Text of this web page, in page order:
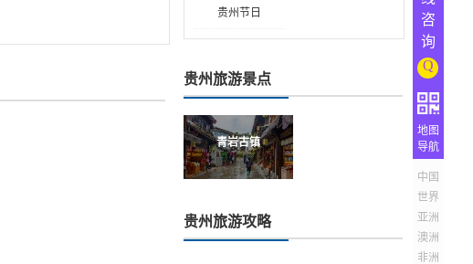
贵州节日
贵州旅游景点
青岩古镇
贵州旅游攻略
咨
询
Q
地图
导航
中国
世界
亚洲
澳洲
非洲